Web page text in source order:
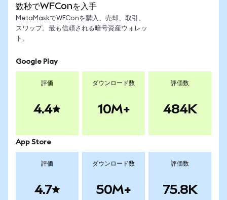
数秒でWFConを入手
MetaMaskでWFConを購入、売却、取引、
スワップ。最も信頼される暗号資産ウォレッ
ト。
Google Play
評価
4.4
ダウンロード数
10M+
評価数
484K
App Store
評価
4.7
ダウンロード数
50M+
評価数
75.8K